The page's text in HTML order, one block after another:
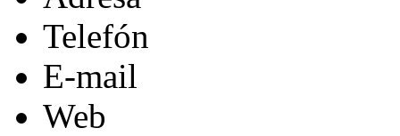
Telefón
E-mail
Web